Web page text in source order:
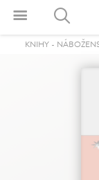
KNIHY-